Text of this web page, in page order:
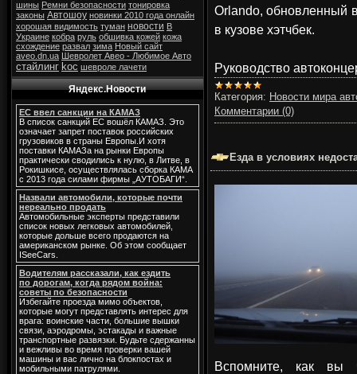
шины Ремни безопасности тонировка
законы Автошоу новинки 2010 года онлайн
хорошая видимость туман новости В
Украине кобра руль обшивка кожей кожа
схождение развал зима Новый сайт
aveo.dn.ua Шевролет Авео - Любимое Авто
стайлинг koc шевроле лачети
Яндекс.Новости
ЕС ввел санкции на КАМАЗ
В список санкций ЕС вошёл КАМАЗ. Это
означает запрет поставок российских
грузовиков в страны Европы.И хотя
поставки КАМАЗа на рынки Европы
практически сводились к нулю, в Литве, в
Рокишкисе, осуществлялась сборка КАМА
с 2013 года силами фирмы „АУТОБАГИ“.
Назвали автомобили, которые почти
нереально продать
Автомобильные эксперты представили
список новых легковых автомобилей,
которые дольше всего продаются на
американском рынке. Об этом сообщает
ISeeCars.
Водителям рассказали, как ездить
по дорогам, когда рядом война:
советы по безопасности
Избегайте проезда мимо объектов,
которые могут представлять интерес для
врага: воинские части, большие вышки
связи, аэродромы, эстакады и важные
транспортные развязки. Будьте сдержанны
и вежливы во время проверки вашей
машины и вас лично на блокпостах и
мобильными патрулями.
Orlando, обновленный
в кузове хэтчбек.
Руководство
Категория: Новости мира
Комментарии (0)
Езда в условиях
Вспомните, как вы